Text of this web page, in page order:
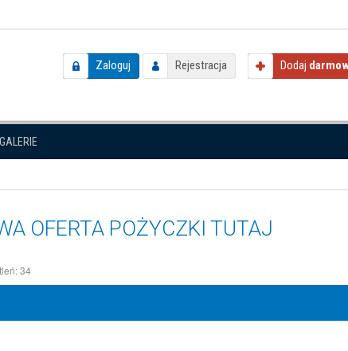
Zaloguj Rejestracja Dodaj
GALERIE
OFERTA POŻYCZKI TUTAJ
34